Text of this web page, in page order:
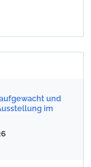
und
im